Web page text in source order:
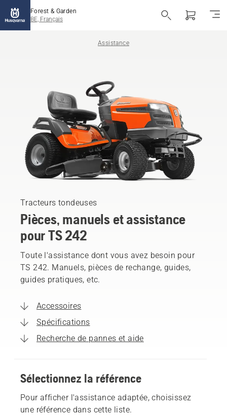
Forest & Garden
BE, Français
Assistance
Tracteurs tondeuses
Pièces, manuels et assistance
pour TS 242
Toute l'assistance dont vous avez besoin pour
TS 242. Manuels, pièces de rechange, guides,
guides pratiques, etc.
Accessoires
Spécifications
Recherche de pannes et aide
Sélectionnez la référence
Pour afficher l'assistance adaptée, choisissez
une référence dans cette liste.